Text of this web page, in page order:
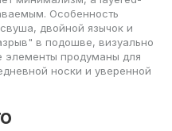
Особенность
двойной язычок и
в подошве, визуально
продуманы для
носки и уверенной